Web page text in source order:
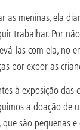
as meninas, ela
trabalhar. Por
las com ela, no
por expor as
à exposição das
a doação de
são pequenas